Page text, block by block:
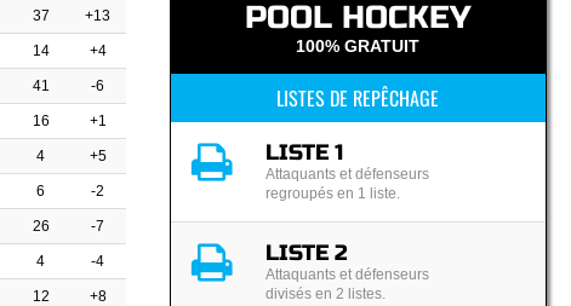
37 +13
14 +4
41 -6
16 +1
4 +5
6 -2
26 -7
4 -4
12 +8
POOL HOCKEY
100% GRATUIT
LISTES DE REPÊCHAGE
LISTE 1
Attaquants et défenseurs
regroupés en 1 liste.
LISTE 2
Attaquants et défenseurs
divisés en 2 listes.